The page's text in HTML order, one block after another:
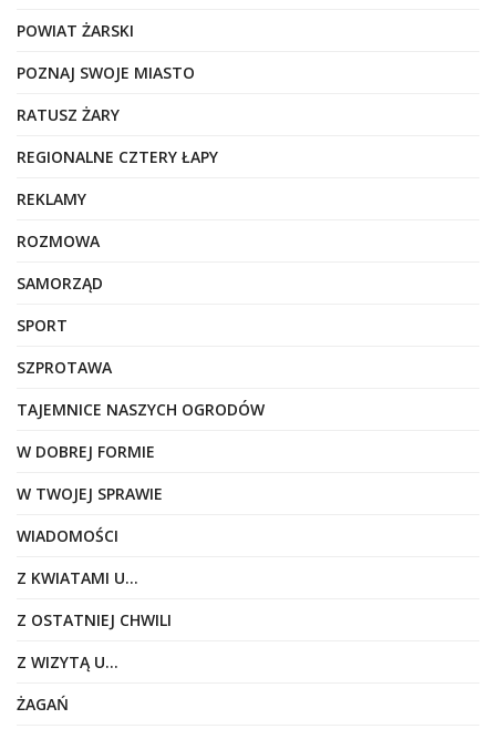
POWIAT ŻARSKI
POZNAJ SWOJE MIASTO
RATUSZ ŻARY
REGIONALNE CZTERY ŁAPY
REKLAMY
ROZMOWA
SAMORZĄD
SPORT
SZPROTAWA
TAJEMNICE NASZYCH OGRODÓW
W DOBREJ FORMIE
W TWOJEJ SPRAWIE
WIADOMOŚCI
Z KWIATAMI U…
Z OSTATNIEJ CHWILI
Z WIZYTĄ U…
ŻAGAŃ